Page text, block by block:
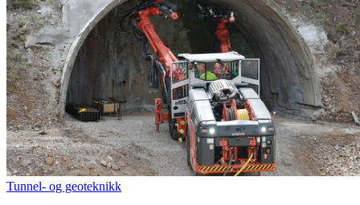
Tunnel- og geoteknikk